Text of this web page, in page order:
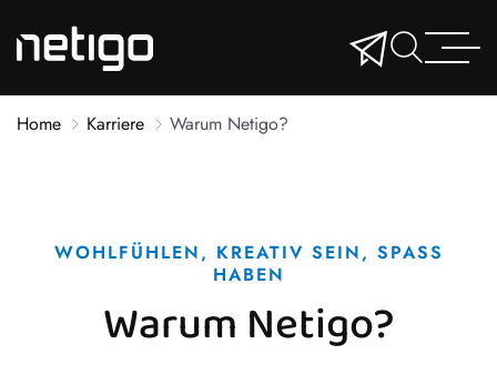
Home Karriere Warum Netigo?
WOHLFÜHLEN, KREATIV SEIN, SPASS H
ABEN
Warum Netigo?